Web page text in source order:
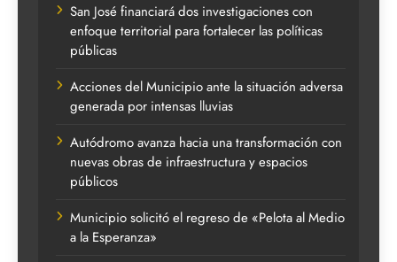
San José financiará dos investigaciones con
enfoque territorial para fortalecer las políticas
públicas
Acciones del Municipio ante la situación adversa
generada por intensas lluvias
Autódromo avanza hacia una transformación con
nuevas obras de infraestructura y espacios
públicos
Municipio solicitó el regreso de «Pelota al Medio
a la Esperanza»